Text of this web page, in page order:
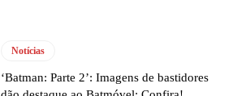
Notícias
‘Batman: Parte 2’: Imagens de bastidores